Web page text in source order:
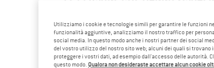
Utilizziamo i cookie e tecnologie simili per garantire le funzioni
funzionalità aggiuntive, analizziamo il nostro traffico per
social media. In questo modo anche i nostri partner dei social
del vostro utilizzo del nostro sito web; alcuni dei quali si trovano
proteggere i vostri dati, ad esempio dall'accesso delle autorità.
questo modo. Qualora non desideraste accettare alcun cookie